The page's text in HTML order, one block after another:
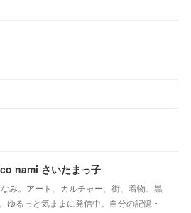
nami さいたまっ子
み。アート、カルチャー、街、着物、黒
ゆるっと気ままに発信中。自分の記憶・